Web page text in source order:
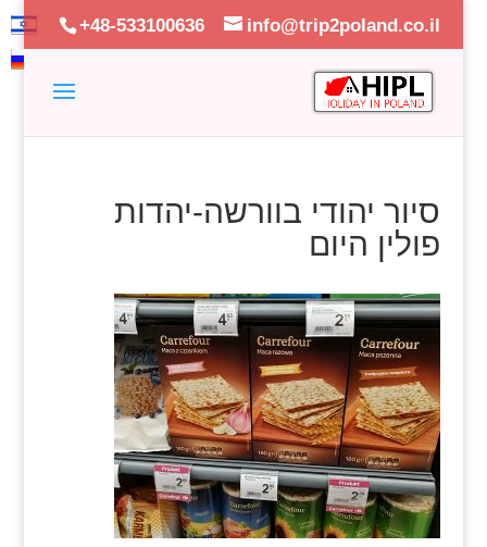
+48-533100636 info@trip2poland.co.il
סיור יהודי בוורשה-יהדות
פולין היום